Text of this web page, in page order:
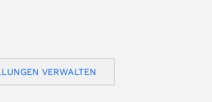
Deutsch Kundenbereich
VERWALTEN